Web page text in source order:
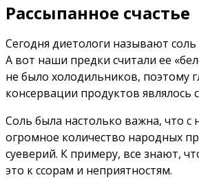
Рассыпанное счастье
Сегодня диетологи называют
А вот наши предки считали ее
не было холодильников, поэтому
консервации продуктов являлось
Соль была настолько важна, что с
огромное количество народных
суеверий. К примеру, все знают,
это к ссорам и неприятностям.